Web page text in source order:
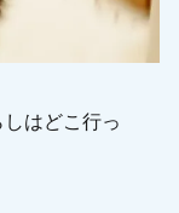
はどこ行っ